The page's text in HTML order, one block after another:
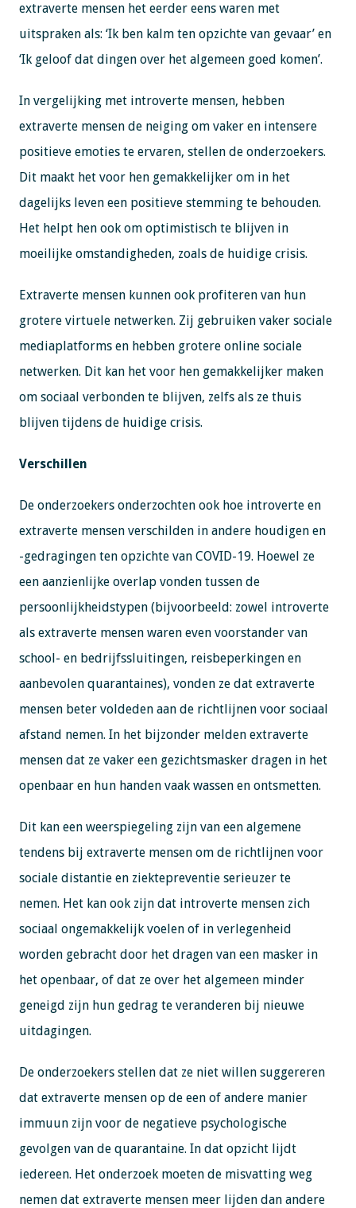
extraverte mensen het eerder eens waren met
uitspraken als: ‘Ik ben kalm ten opzichte van gevaar’ en
‘Ik geloof dat dingen over het algemeen goed komen’.
In vergelijking met introverte mensen, hebben
extraverte mensen de neiging om vaker en intensere
positieve emoties te ervaren, stellen de onderzoekers.
Dit maakt het voor hen gemakkelijker om in het
dagelijks leven een positieve stemming te behouden.
Het helpt hen ook om optimistisch te blijven in
moeilijke omstandigheden, zoals de huidige crisis.
Extraverte mensen kunnen ook profiteren van hun
grotere virtuele netwerken. Zij gebruiken vaker sociale
mediaplatforms en hebben grotere online sociale
netwerken. Dit kan het voor hen gemakkelijker maken
om sociaal verbonden te blijven, zelfs als ze thuis
blijven tijdens de huidige crisis.
Verschillen
De onderzoekers onderzochten ook hoe introverte en
extraverte mensen verschilden in andere houdigen en
-gedragingen ten opzichte van COVID-19. Hoewel ze
een aanzienlijke overlap vonden tussen de
persoonlijkheidstypen (bijvoorbeeld: zowel introverte
als extraverte mensen waren even voorstander van
school- en bedrijfssluitingen, reisbeperkingen en
aanbevolen quarantaines), vonden ze dat extraverte
mensen beter voldeden aan de richtlijnen voor sociaal
afstand nemen. In het bijzonder melden extraverte
mensen dat ze vaker een gezichtsmasker dragen in het
openbaar en hun handen vaak wassen en ontsmetten.
Dit kan een weerspiegeling zijn van een algemene
tendens bij extraverte mensen om de richtlijnen voor
sociale distantie en ziektepreventie serieuzer te
nemen. Het kan ook zijn dat introverte mensen zich
sociaal ongemakkelijk voelen of in verlegenheid
worden gebracht door het dragen van een masker in
het openbaar, of dat ze over het algemeen minder
geneigd zijn hun gedrag te veranderen bij nieuwe
uitdagingen.
De onderzoekers stellen dat ze niet willen suggereren
dat extraverte mensen op de een of andere manier
immuun zijn voor de negatieve psychologische
gevolgen van de quarantaine. In dat opzicht lijdt
iedereen. Het onderzoek moeten de misvatting weg
nemen dat extraverte mensen meer lijden dan andere